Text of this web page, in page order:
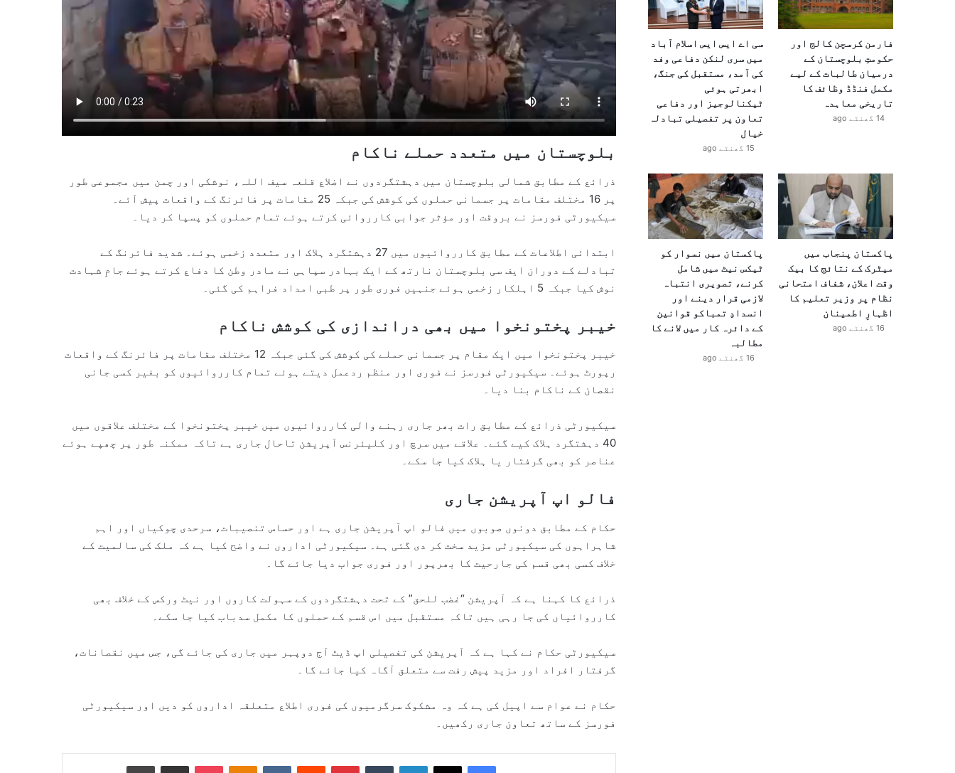
بلوچستان میں متعدد حملے ناکام
ذرائع کے مطابق شمالی بلوچستان میں دہشتگردوں نے اضلاع قلعہ سیف اللہ، نوشکی اور چمن میں مجموعی طور
پر 16 مختلف مقامات پر جسمانی حملوں کی کوشش کی جبکہ 25 مقامات پر فائرنگ کے واقعات پیش آئے۔
سیکیورٹی فورسز نے بروقت اور مؤثر جوابی کارروائی کرتے ہوئے تمام حملوں کو پسپا کر دیا۔
ابتدائی اطلاعات کے مطابق کارروائیوں میں 27 دہشتگرد ہلاک اور متعدد زخمی ہوئے۔ شدید فائرنگ کے
تبادلے کے دوران ایف سی بلوچستان نارتھ کے ایک بہادر سپاہی نے مادر وطن کا دفاع کرتے ہوئے جامِ شہادت
نوش کیا جبکہ 5 اہلکار زخمی ہوئے جنہیں فوری طور پر طبی امداد فراہم کی گئی۔
خیبر پختونخوا میں بھی دراندازی کی کوشش ناکام
خیبر پختونخوا میں ایک مقام پر جسمانی حملے کی کوشش کی گئی جبکہ 12 مختلف مقامات پر فائرنگ کے واقعات
رپورٹ ہوئے۔ سیکیورٹی فورسز نے فوری اور منظم ردعمل دیتے ہوئے تمام کارروائیوں کو بغیر کسی جانی
نقصان کے ناکام بنا دیا۔
سیکیورٹی ذرائع کے مطابق رات بھر جاری رہنے والی کارروائیوں میں خیبر پختونخوا کے مختلف علاقوں میں
40 دہشتگرد ہلاک کیے گئے۔ علاقے میں سرچ اور کلیئرنس آپریشن تاحال جاری ہے تاکہ ممکنہ طور پر چھپے ہوئے
عناصر کو بھی گرفتار یا ہلاک کیا جا سکے۔
فالو اپ آپریشن جاری
حکام کے مطابق دونوں صوبوں میں فالو اپ آپریشن جاری ہے اور حساس تنصیبات، سرحدی چوکیاں اور اہم
شاہراہوں کی سیکیورٹی مزید سخت کر دی گئی ہے۔ سیکیورٹی اداروں نے واضح کیا ہے کہ ملک کی سالمیت کے
خلاف کسی بھی قسم کی جارحیت کا بھرپور اور فوری جواب دیا جائے گا۔
ذرائع کا کہنا ہے کہ آپریشن “غضب للحق” کے تحت دہشتگردوں کے سہولت کاروں اور نیٹ ورکس کے خلاف بھی
کارروائیاں کی جا رہی ہیں تاکہ مستقبل میں اس قسم کے حملوں کا مکمل سدباب کیا جا سکے۔
سیکیورٹی حکام نے کہا ہے کہ آپریشن کی تفصیلی اپ ڈیٹ آج دوپہر میں جاری کی جائے گی، جس میں نقصانات،
گرفتار افراد اور مزید پیش رفت سے متعلق آگاہ کیا جائے گا۔
حکام نے عوام سے اپیل کی ہے کہ وہ مشکوک سرگرمیوں کی فوری اطلاع متعلقہ اداروں کو دیں اور سیکیورٹی
فورسز کے ساتھ تعاون جاری رکھیں۔
X
LinkedIn
VKontakte ای میل کے ذریعے شیئر کریں
فارمن کرسچن کالج اور
حکومتِ بلوچستان کے
درمیان طالبات کے لیے
مکمل فنڈڈ وظائف کا
تاریخی معاہدہ
14 گھنٹے ago
سی اے ایس ایس اسلام آباد
میں سری لنکن دفاعی وفد
کی آمد، مستقبل کی جنگ،
ابھرتی ہوئی
ٹیکنالوجیز اور دفاعی
تعاون پر تفصیلی تبادلہ
خیال
15 گھنٹے ago
پاکستان پنجاب میں
میٹرک کے نتائج کا بیک
وقت اعلان، شفاف امتحانی
نظام پر وزیر تعلیم کا
اظہارِ اطمینان
16 گھنٹے ago
پاکستان میں نسوار کو
ٹیکس نیٹ میں شامل
کرنے، تصویری انتباہ
لازمی قرار دینے اور
انسدادِ تمباکو قوانین
کے دائرہ کار میں لانے کا
مطالبہ
16 گھنٹے ago